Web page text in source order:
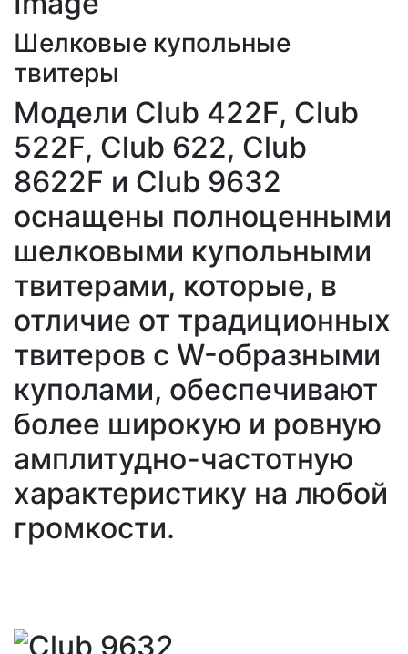
Шелковые купольные
твитеры
Модели Club 422F, Club
522F, Club 622, Club
8622F и Club 9632
оснащены полноценными
шелковыми купольными
твитерами, которые, в
отличие от традиционных
твитеров с W-образными
куполами, обеспечивают
более широкую и ровную
амплитудно-частотную
характеристику на любой
громкости.